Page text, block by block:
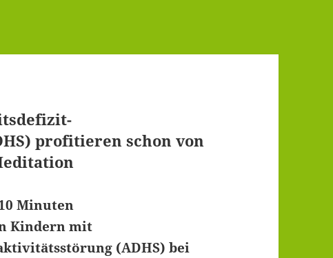
profitieren schon von
Minuten
Kindern mit
(ADHS) bei